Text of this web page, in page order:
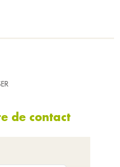
de contact